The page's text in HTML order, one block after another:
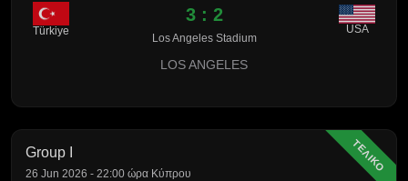
Türkiye
3 : 2
Los Angeles Stadium
USA
LOS ANGELES
ΤΕΛΙΚΟ
Group I
26 Jun 2026 - 22:00 ώρα Κύπρου